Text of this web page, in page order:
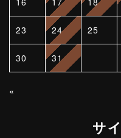
23 24 25
30 31
«
サ